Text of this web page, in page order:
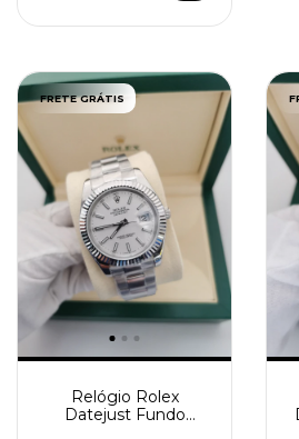
FRETE GRÁTIS
Relógio Rolex
Datejust Fundo